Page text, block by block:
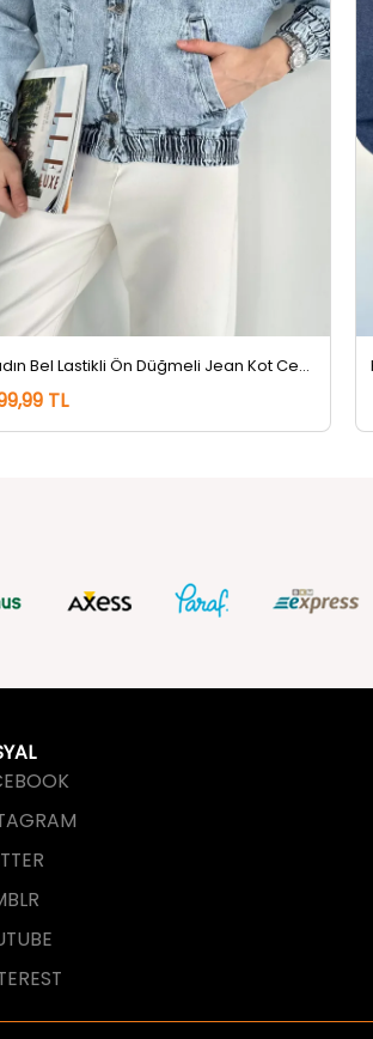
TL
tasarlanmış ve geliştirilmiştir.